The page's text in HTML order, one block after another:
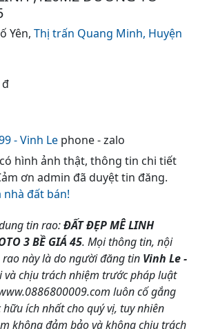
Yên, Thị trấn Quang Minh, Huyện
đ
- Vinh Le phone - zalo
hình ảnh thật, thông tin chi tiết
ơn admin đã duyệt tin đăng.
nhà đất bán!
tin rao:ĐẤT ĐẸP MÊ LINH
3 BỀ GIÁ 45. Mọi thông tin, nội
này là do người đăng tin Vinh Le -
và chịu trách nhiệm trước pháp luật
luôn cố gắng
ích nhất cho quý vị, tuy nhiên
không đảm bảo và không chịu trách